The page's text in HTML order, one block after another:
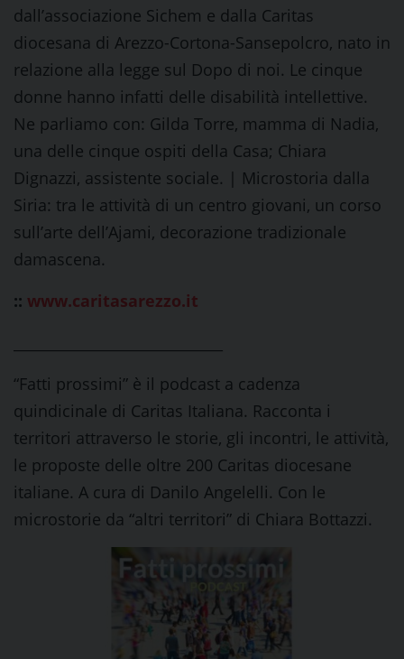
dall’associazione Sichem e dalla Caritas
diocesana di Arezzo-Cortona-Sansepolcro, nato in
relazione alla legge sul Dopo di noi. Le cinque
donne hanno infatti delle disabilità intellettive.
Ne parliamo con: Gilda Torre, mamma di Nadia,
una delle cinque ospiti della Casa; Chiara
Dignazzi, assistente sociale. | Microstoria dalla
Siria: tra le attività di un centro giovani, un corso
sull’arte dell’Ajami, decorazione tradizionale
damascena.
:: www.caritasarezzo.it
“Fatti prossimi” è il podcast a cadenza
quindicinale di Caritas Italiana. Racconta i
territori attraverso le storie, gli incontri, le attività,
le proposte delle oltre 200 Caritas diocesane
italiane. A cura di Danilo Angelelli. Con le
microstorie da “altri territori” di Chiara Bottazzi.